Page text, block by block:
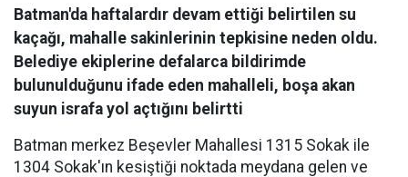
Batman'da haftalardır devam ettiği belirtilen su
kaçağı, mahalle sakinlerinin tepkisine neden oldu.
Belediye ekiplerine defalarca bildirimde
bulunulduğunu ifade eden mahalleli, boşa akan
suyun israfa yol açtığını belirtti
Batman merkez Beşevler Mahallesi 1315 Sokak ile
1304 Sokak'ın kesiştiği noktada meydana gelen ve